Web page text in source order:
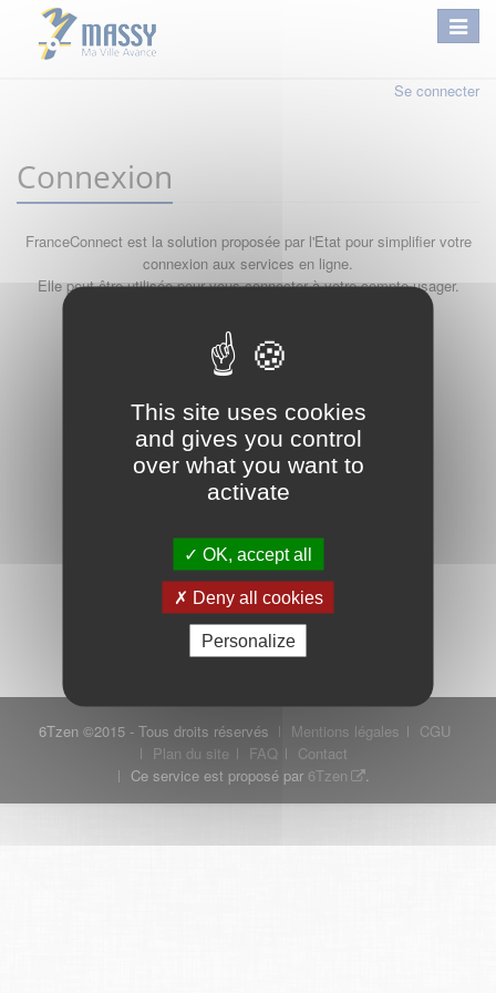
Se connecter
Connexion
FranceConnect est la solution proposée par l'Etat pour simplifier votre
connexion aux services en ligne.
Elle peut être utilisée pour vous connecter à votre compte usager.
Qu'est-ce que FranceConnect ?
Mot de passe oublié ? Je crée mon compte
Connexion
6Tzen ©2015 - Tous droits réservés Mentions légales
CGU
Plan du site
FAQ
Contact
Ce service est proposé par 6Tzen .
This site uses cookies
and gives you control
over what you want to
activate
OK, accept all
Deny all cookies
Personalize